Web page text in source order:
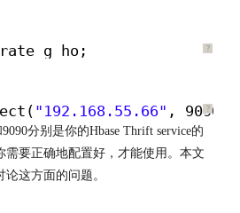
?
g_ho;
?
"192.168.55.66" , 9090);
分别是你的Hbase Thrift service的
需要正确地配置好，才能使用。本文
这方面的问题。